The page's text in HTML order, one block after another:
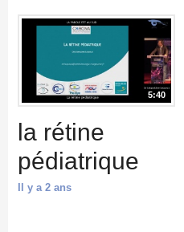
5:40
la rétine
pédiatrique
Il y a 2 ans